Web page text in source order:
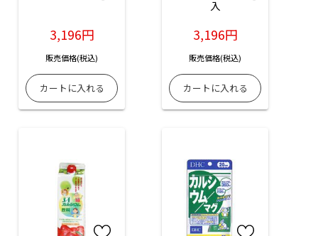
3,196円
販売価格(税込)
入
3,196円
販売価格(税込)